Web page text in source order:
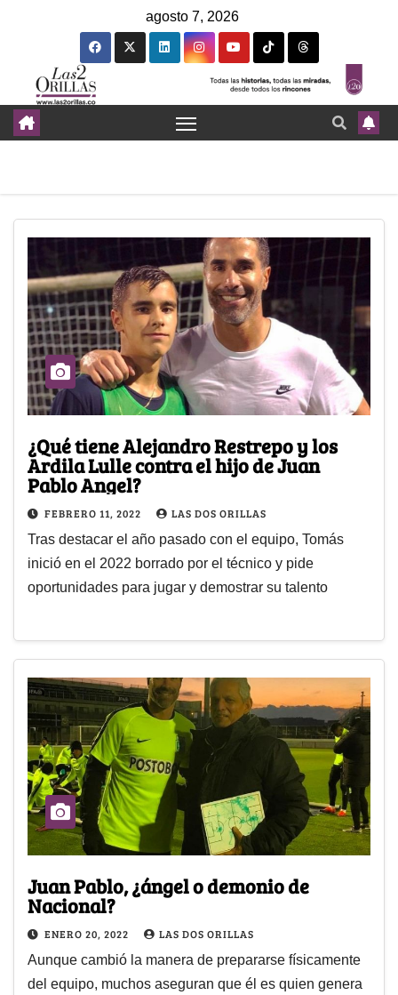
agosto 7, 2026
¿Qué tiene Alejandro Restrepo y los
Ardila Lulle contra el hijo de Juan
Pablo Angel?
FEBRERO 11, 2022 LAS DOS ORILLAS
Tras destacar el año pasado con el equipo, Tomás
inició en el 2022 borrado por el técnico y pide
oportunidades para jugar y demostrar su talento
Juan Pablo, ¿ángel o demonio de
Nacional?
ENERO 20, 2022 LAS DOS ORILLAS
Aunque cambió la manera de prepararse físicamente
del equipo, muchos aseguran que él es quien genera